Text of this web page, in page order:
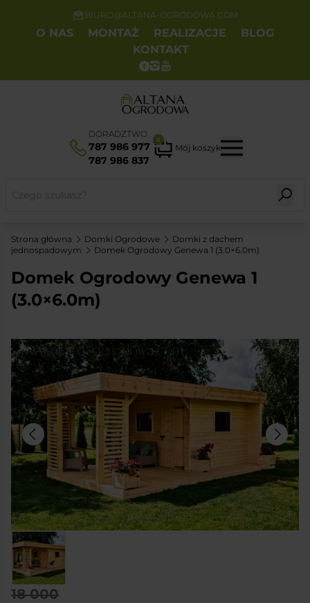
BIURO@ALTANA-OGRODOWA.COM
O NAS MONTAŻ REALIZACJE
BLOG
KONTAKT
DORADZTWO
787 986 977
787 986 837
0
Mój koszyk
Strona główna Domki Ogrodowe
Domki z dachem
jednospadowym
Domek Ogrodowy Genewa 1 (3.0×6.0m)
Domek Ogrodowy Genewa 1
(3.0×6.0m)
18 000